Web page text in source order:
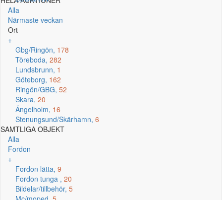
Alla
Närmaste veckan
Ort
+
Gbg/Ringön, 178
Töreboda, 282
Lundsbrunn, 1
Göteborg, 162
Ringön/GBG, 52
Skara, 20
Ängelholm, 16
Stenungsund/Skärhamn, 6
SAMTLIGA OBJEKT
Alla
Fordon
+
Fordon lätta, 9
Fordon tunga , 20
Bildelar/tillbehör, 5